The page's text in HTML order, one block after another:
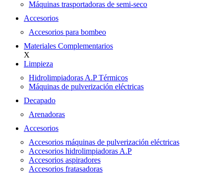
Máquinas trasportadoras de semi-seco
Accesorios
Accesorios para bombeo
Materiales Complementarios
X
Limpieza
Hidrolimpiadoras A.P Térmicos
Máquinas de pulverización eléctricas
Decapado
Arenadoras
Accesorios
Accesorios máquinas de pulverización eléctricas
Accesorios hidrolimpiadoras A.P
Accesorios aspiradores
Accesorios fratasadoras